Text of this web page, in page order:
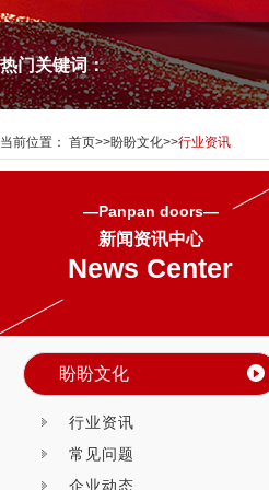
热门关键词：
当前位置： 首页>>盼盼文化>>行业资讯
—Panpan doors—
新闻资讯中心
News Center
盼盼文化
行业资讯
常见问题
企业动态